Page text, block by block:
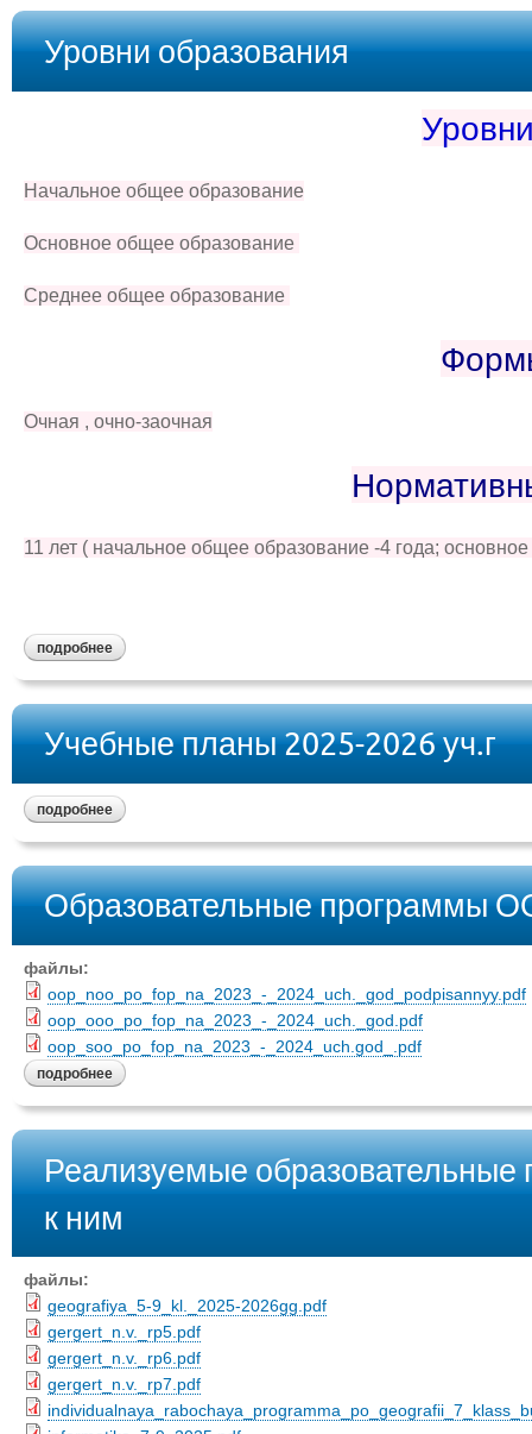
Уровни образования
Начальное общее образование
Основное общее образование
Среднее общее образование
Очная , очно-заочная
11 лет ( начальное общее образование -4 года;
подробнее
Учебные планы 2025-2026 уч.г
подробнее
Образовательные
файлы:
oop_noo_po_fop_na_2023_-_2024_uch._god_podpisannyy.pdf
oop_ooo_po_fop_na_2023_-_2024_uch._god.pdf
oop_soo_po_fop_na_2023_-_2024_uch.god_.pdf
подробнее
Реализуемые образовательные
к ним
файлы:
geografiya_5-9_kl._2025-2026gg.pdf
gergert_n.v._rp5.pdf
gergert_n.v._rp6.pdf
gergert_n.v._rp7.pdf